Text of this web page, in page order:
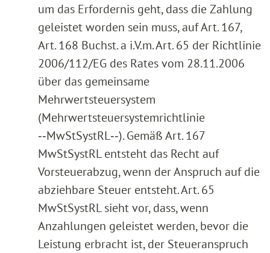
um das Erfordernis geht, dass die Zahlung
geleistet worden sein muss, auf Art. 167,
Art. 168 Buchst. a i.V.m. Art. 65 der Richtlinie
2006/112/EG des Rates vom 28.11.2006
über das gemeinsame
Mehrwertsteuersystem
(Mehrwertsteuersystemrichtlinie
‑‑MwStSystRL‑‑). Gemäß Art. 167
MwStSystRL entsteht das Recht auf
Vorsteuerabzug, wenn der Anspruch auf die
abziehbare Steuer entsteht. Art. 65
MwStSystRL sieht vor, dass, wenn
Anzahlungen geleistet werden, bevor die
Leistung erbracht ist, der Steueranspruch